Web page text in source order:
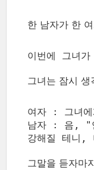
한 남자가 한
이번에 그녀
그녀는 잠시
여자 : 그녀에
남자 : 음, "
강해질 테니,
그말을 듣자마